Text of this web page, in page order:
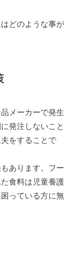
どのような事が
メーカーで発生
発注しないこと
をすることで
あります。フー
食料は児童養護
っている方に無